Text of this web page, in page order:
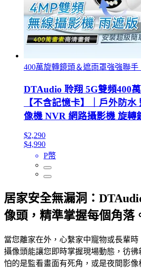
400萬旋轉鏡頭＆遮雨罩強強聯
DTAudio 聆翔 5G雙頻400
【不含記憶卡】｜戶外防
像機 NVR 網路攝影機 旋轉
$2,290
$4,990
P幣
居家安全無漏洞：
像頭，精準掌握每個角落
當您離家在外，心繫家中寵物或長輩
攝像頭能讓您即時掌握現場動態，彷
怕的是監看畫面有死角，或是夜間影